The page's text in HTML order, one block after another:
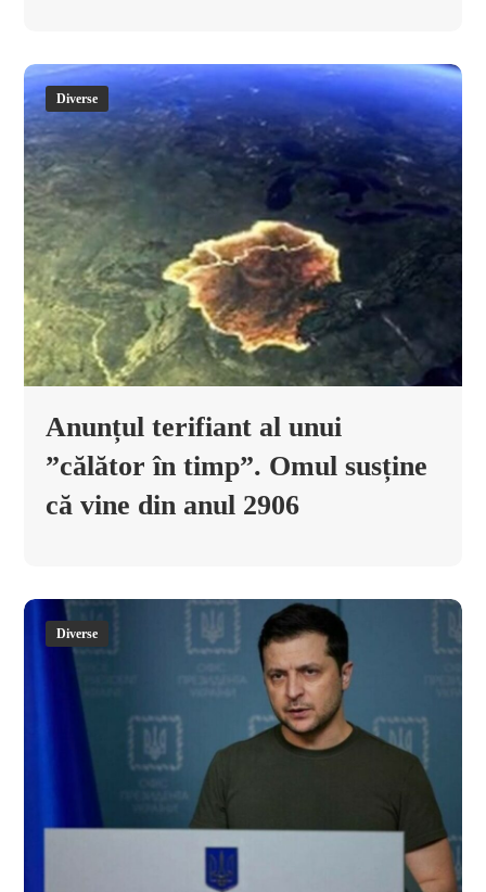
Diverse
Anunțul terifiant al unui
”călător în timp”. Omul susține
că vine din anul 2906
Diverse